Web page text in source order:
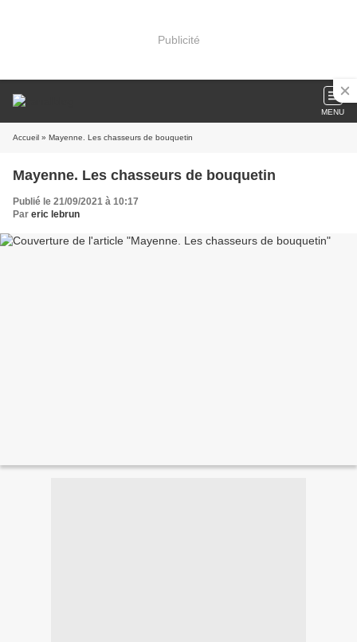
Publicité
MENU
Accueil » Mayenne. Les chasseurs de bouquetin
Mayenne. Les chasseurs de bouquetin
Publié le 21/09/2021 à 10:17
Par eric lebrun